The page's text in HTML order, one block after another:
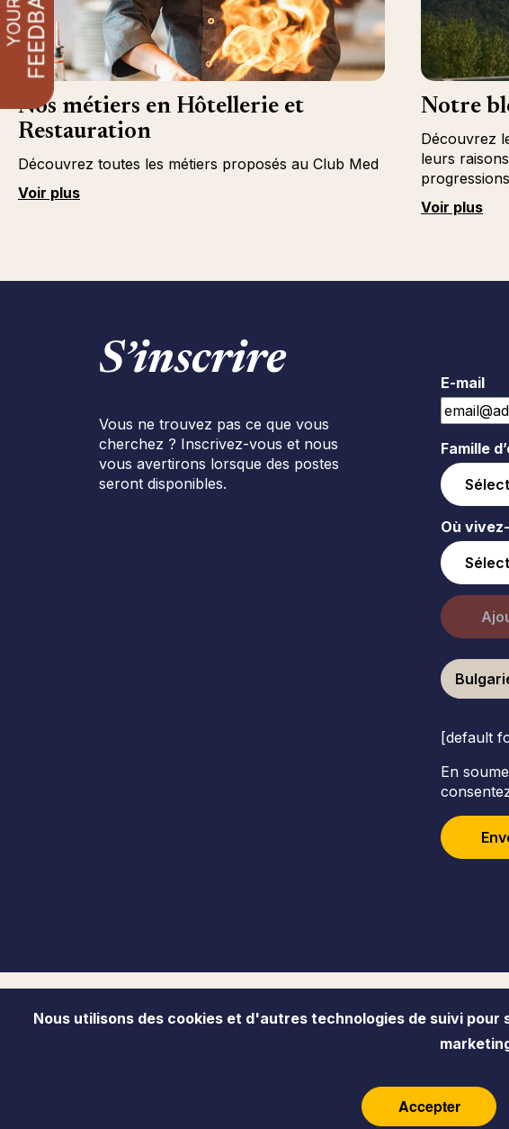
Nos métiers en Hôtellerie et
Restauration
Découvrez toutes les métiers proposés au Club Med
Voir plus
Notre
Découvrez
leurs
Voir plus
S’inscrire
Vous ne trouvez pas ce que vous
cherchez ? Inscrivez-vous et nous
vous avertirons lorsque des postes
seront disponibles.
E-mail
Famille
Où
[default
En
Nous utilisons des cookies et d'autres technologies de suivi
Accepter